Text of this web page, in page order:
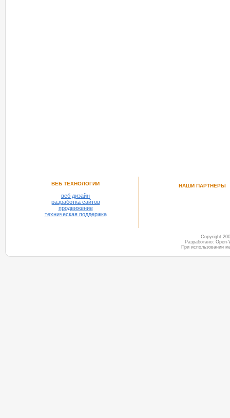
ВЕБ ТЕХНОЛОГИИ
веб дизайн
разработка сайтов
продвижение
техническая поддержка
НАШИ ПАРТНЕРЫ
Copyright
Разработано:
При использовании